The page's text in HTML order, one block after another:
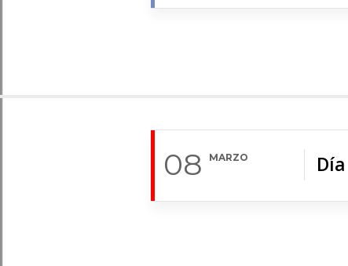
08 MARZO